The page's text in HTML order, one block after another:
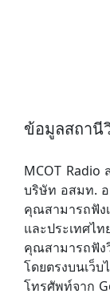
ข้อมูลสถานี
MCOT Radio
บริษัท อสมท. อ
คุณสามารถฟัง
และประเทศ
คุณสามารถฟัง
โดยตรงบนเว็
โทรศัพท์จาก